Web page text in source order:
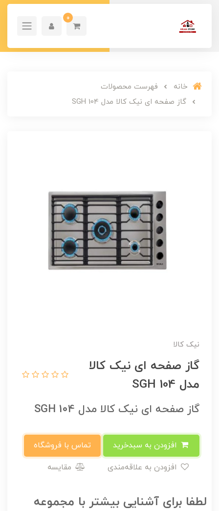
0
خانه
فهرست محصولات
گاز صفحه ای نیک کالا مدل SGH 104
نیک کالا
گاز صفحه ای نیک کالا
مدل SGH 104
گاز صفحه ای نیک کالا مدل SGH 104
تماس با فروشگاه
مقایسه
لطفا برای آشنایی بیشتر با مجموعه